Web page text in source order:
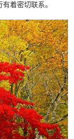
着密切联系。